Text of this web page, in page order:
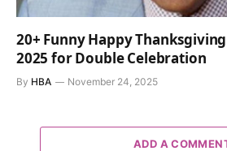
20+ Funny Happy
2025 for Double Celebration
By HBA November 24, 2025
ADD A